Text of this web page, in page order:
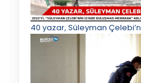
40 yazar, Süleyman